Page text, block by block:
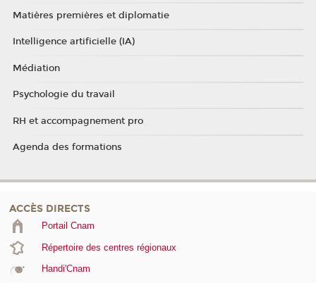
Matières premières et diplomatie
Intelligence artificielle (IA)
Médiation
Psychologie du travail
RH et accompagnement pro
Agenda des formations
ACCÈS DIRECTS
Portail Cnam
Répertoire des centres régionaux
Handi'Cnam